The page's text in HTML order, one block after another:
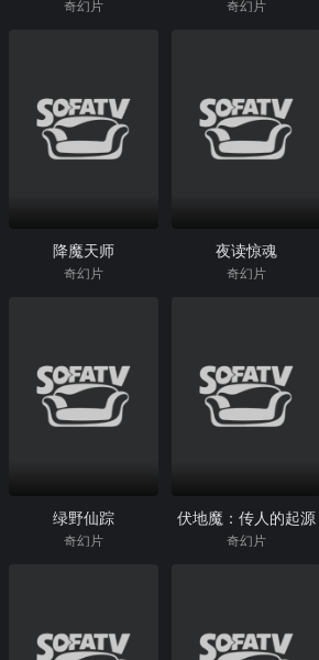
奇幻片 奇幻片
降魔天师
奇幻片
夜读惊魂
奇幻片
绿野仙踪
奇幻片
伏地魔：传人的起源
奇幻片